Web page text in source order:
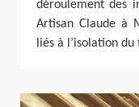
déroulement des
Artisan Claude à
liés à l’isolation